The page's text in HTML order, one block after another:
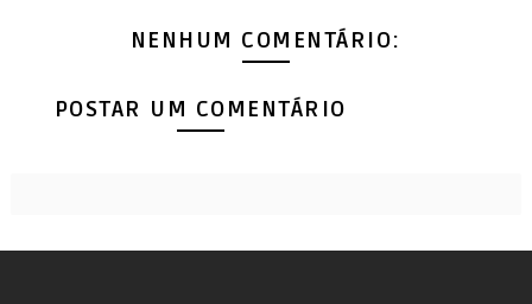
NENHUM COMENTÁRIO:
POSTAR UM COMENTÁRIO